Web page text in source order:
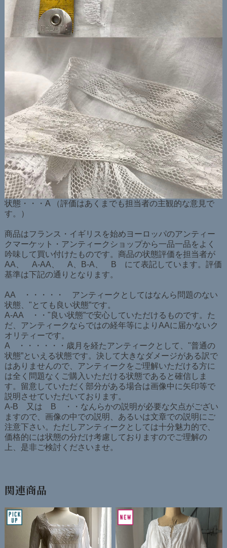
状態・・・A （評価はあくまでも担当者の主観的な意見で
す。）
商品はフランス・イギリスを始めヨーロッパのアンティー
クマーケット・アンティークショップから一品一品をよく
吟味して買い付けたものです。商品の状態評価を担当者が
AA、 A-AA、 A、B-A、 B にて表記しています。評価
基準は下記の通りとなります。
AA ・・・・・ アンティークとしてはなんら問題のない
状態、"とても良い状態”です。
A-AA ・・"良い状態”で安心していただけるものです。た
だ、アンティークならではの経年等によりAAに届かないク
オリティーです。
A ・・・・・・歳月を経たアンティークとして、"普通の
状態”といえる状態です。決して大きなダメージがある訳で
はありませんので、アンティークをご理解いただける方に
は全く問題なくご購入いただける状態であると確信しま
す。留意していただく部分がある場合は画像中に矢印等で
説明させていただいております。
A-B 又は B ・・なんらかの説明が必要な欠点がござい
ますので、画像の中での説明、あるいは文章での説明にご
注意下さい。ただしアンティークとしては十分魅力的で、
価格的には状態の分だけ考慮しておりますのでご理解の
上、是非ご検討くださいませ。
関連商品